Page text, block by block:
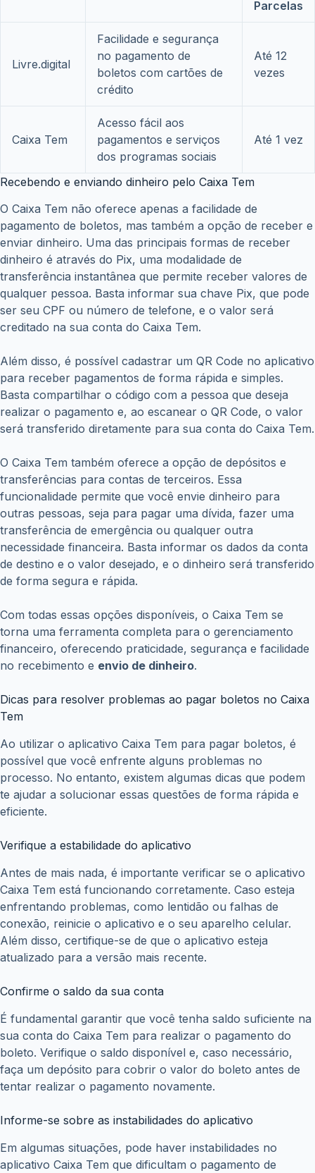
Parcelas
Livre.digital
Facilidade e segurança
no pagamento de
boletos com cartões de
crédito
Até 12
vezes
Caixa Tem
Acesso fácil aos
pagamentos e serviços
dos programas sociais
Até 1 vez
Recebendo e enviando dinheiro pelo Caixa Tem
O Caixa Tem não oferece apenas a facilidade de
pagamento de boletos, mas também a opção de receber e
enviar dinheiro. Uma das principais formas de receber
dinheiro é através do Pix, uma modalidade de
transferência instantânea que permite receber valores de
qualquer pessoa. Basta informar sua chave Pix, que pode
ser seu CPF ou número de telefone, e o valor será
creditado na sua conta do Caixa Tem.
Além disso, é possível cadastrar um QR Code no aplicativo
para receber pagamentos de forma rápida e simples.
Basta compartilhar o código com a pessoa que deseja
realizar o pagamento e, ao escanear o QR Code, o valor
será transferido diretamente para sua conta do Caixa Tem.
O Caixa Tem também oferece a opção de depósitos e
transferências para contas de terceiros. Essa
funcionalidade permite que você envie dinheiro para
outras pessoas, seja para pagar uma dívida, fazer uma
transferência de emergência ou qualquer outra
necessidade financeira. Basta informar os dados da conta
de destino e o valor desejado, e o dinheiro será transferido
de forma segura e rápida.
Com todas essas opções disponíveis, o Caixa Tem se
torna uma ferramenta completa para o gerenciamento
financeiro, oferecendo praticidade, segurança e facilidade
no recebimento e envio de dinheiro.
Dicas para resolver problemas ao pagar boletos no Caixa
Tem
Ao utilizar o aplicativo Caixa Tem para pagar boletos, é
possível que você enfrente alguns problemas no
processo. No entanto, existem algumas dicas que podem
te ajudar a solucionar essas questões de forma rápida e
eficiente.
Verifique a estabilidade do aplicativo
Antes de mais nada, é importante verificar se o aplicativo
Caixa Tem está funcionando corretamente. Caso esteja
enfrentando problemas, como lentidão ou falhas de
conexão, reinicie o aplicativo e o seu aparelho celular.
Além disso, certifique-se de que o aplicativo esteja
atualizado para a versão mais recente.
Confirme o saldo da sua conta
É fundamental garantir que você tenha saldo suficiente na
sua conta do Caixa Tem para realizar o pagamento do
boleto. Verifique o saldo disponível e, caso necessário,
faça um depósito para cobrir o valor do boleto antes de
tentar realizar o pagamento novamente.
Informe-se sobre as instabilidades do aplicativo
Em algumas situações, pode haver instabilidades no
aplicativo Caixa Tem que dificultam o pagamento de